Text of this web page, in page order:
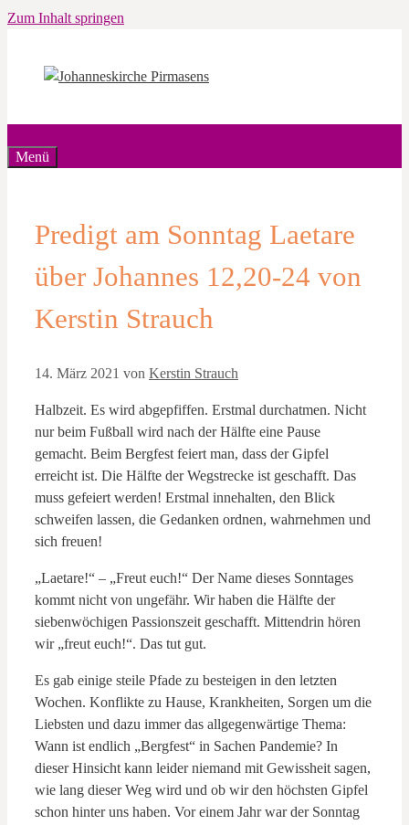
Zum Inhalt springen
Menü
Predigt am Sonntag Laetare
über Johannes 12,20-24 von
Kerstin Strauch
14. März 2021 von Kerstin Strauch
Halbzeit. Es wird abgepfiffen. Erstmal durchatmen. Nicht
nur beim Fußball wird nach der Hälfte eine Pause
gemacht. Beim Bergfest feiert man, dass der Gipfel
erreicht ist. Die Hälfte der Wegstrecke ist geschafft. Das
muss gefeiert werden! Erstmal innehalten, den Blick
schweifen lassen, die Gedanken ordnen, wahrnehmen und
sich freuen!
„Laetare!“ – „Freut euch!“ Der Name dieses Sonntages
kommt nicht von ungefähr. Wir haben die Hälfte der
siebenwöchigen Passionszeit geschafft. Mittendrin hören
wir „freut euch!“. Das tut gut.
Es gab einige steile Pfade zu besteigen in den letzten
Wochen. Konflikte zu Hause, Krankheiten, Sorgen um die
Liebsten und dazu immer das allgegenwärtige Thema:
Wann ist endlich „Bergfest“ in Sachen Pandemie? In
dieser Hinsicht kann leider niemand mit Gewissheit sagen,
wie lang dieser Weg wird und ob wir den höchsten Gipfel
schon hinter uns haben. Vor einem Jahr war der Sonntag